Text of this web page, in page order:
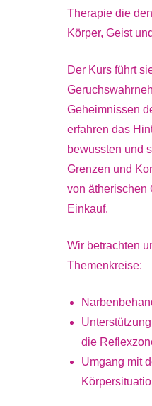
Therapie die
Körper, Geist
Der Kurs führt
Geheimnissen
erfahren das
bewussten und
Grenzen und
von ätherischen
Einkauf.
Wir betrachten
Themenkreise:
die
Umgang mit